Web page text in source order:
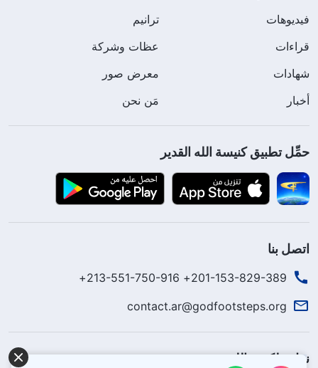
فيديوهات
ترانيم
قراءات
عظات وشركة
شهادات
معرض صور
أخبار
مَن نحن
حمِّل تطبيق كنيسة الله القدير
اتصل بنا
201-153-829-389+ 213-551-750-916+
contact.ar@godfootsteps.org
نزل ملكوت الله.